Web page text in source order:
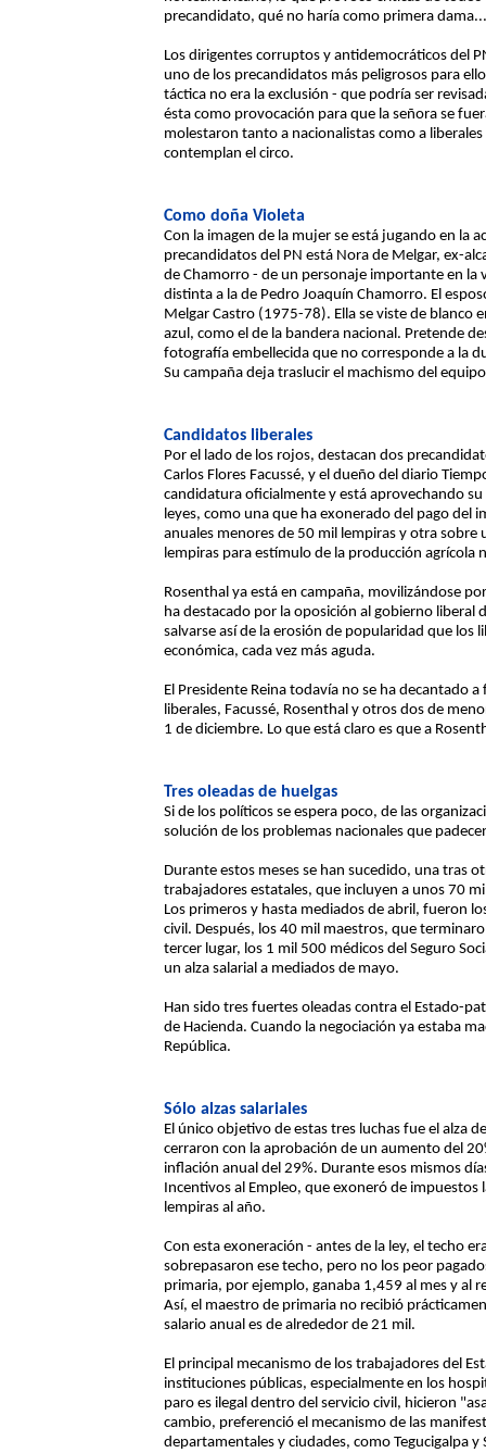
precandidato, qué no haría como primera dama...
Los dirigentes corruptos y antidemocráticos del
uno de los precandidatos más peligrosos para
táctica no era la exclusión - que podría ser
ésta como provocación para que la señora se
molestaron tanto a nacionalistas como a
contemplan el circo.
Como doña Violeta
Con la imagen de la mujer se está jugando en la
precandidatos del PN está Nora de Melgar, ex-
de Chamorro - de un personaje importante en la
distinta a la de Pedro Joaquín Chamorro. El
Melgar Castro (1975-78). Ella se viste de blanco
azul, como el de la bandera nacional. Pretende
fotografía embellecida que no corresponde a la
Su campaña deja traslucir el machismo del
Candidatos liberales
Por el lado de los rojos, destacan dos
Carlos Flores Facussé, y el dueño del diario
candidatura oficialmente y está aprovechando
leyes, como una que ha exonerado del pago del
anuales menores de 50 mil lempiras y otra
lempiras para estímulo de la producción agrícola
Rosenthal ya está en campaña, movilizándose
ha destacado por la oposición al gobierno liberal
salvarse así de la erosión de popularidad que los
económica, cada vez más aguda.
El Presidente Reina todavía no se ha decantado
liberales, Facussé, Rosenthal y otros dos de
1 de diciembre. Lo que está claro es que a
Tres oleadas de huelgas
Si de los políticos se espera poco, de las
solución de los problemas nacionales que
Durante estos meses se han sucedido, una tras
trabajadores estatales, que incluyen a unos 70
Los primeros y hasta mediados de abril, fueron
civil. Después, los 40 mil maestros, que
tercer lugar, los 1 mil 500 médicos del Seguro
un alza salarial a mediados de mayo.
Han sido tres fuertes oleadas contra el Estado-
de Hacienda. Cuando la negociación ya estaba
República.
Sólo alzas salariales
El único objetivo de estas tres luchas fue el alza
cerraron con la aprobación de un aumento del
inflación anual del 29%. Durante esos mismos
Incentivos al Empleo, que exoneró de impuestos
lempiras al año.
Con esta exoneración - antes de la ley, el techo
sobrepasaron ese techo, pero no los peor
primaria, por ejemplo, ganaba 1,459 al mes y al
Así, el maestro de primaria no recibió
salario anual es de alrededor de 21 mil.
El principal mecanismo de los trabajadores del
instituciones públicas, especialmente en los
paro es ilegal dentro del servicio civil, hicieron
cambio, preferenció el mecanismo de las
departamentales y ciudades, como Tegucigalpa